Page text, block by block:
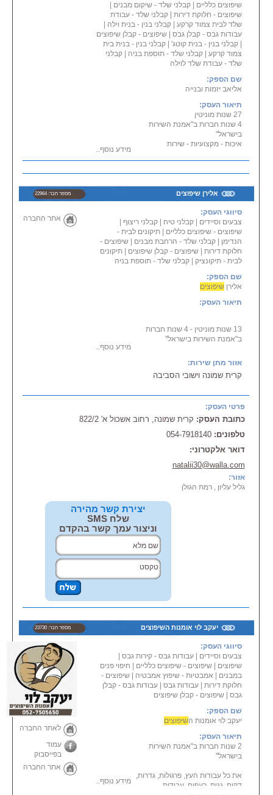
שיפוצים כלליים
קבלני שלד - שיקום מבנים
שיפוצים - חלוקת דירות| קבלני שלד - עבודת
שלד לבית צמוד קרקע| קבלני בנין - בנית וילה
עבודות גבס - קבלן גבס| שיפוצים - קבלן שיפוצים
קבלני בנין - בנית קוטג'| קבלני בנין - בנית בית
צמוד קרקע| קבלני שלד - תוספת בניה
קבלני
שלד - עבודת שלד לוילה
שם הספק:
אליאב יזמות ובנייה
תיאור העסק:
27 שנות מוניטין
4 שנות חברות ב''אמנת השירות
בישראל''
איכות - מקצועיות - שירות
קבלן בנין ושלד לכל גובה.
ביצוע עבודות שיפוצים וגמר מא' ע ת'
ניתן לקבל המלצות עפ''י דרישה.
מידע נוסף...
אלירן שיפוצים מספר חבר: 22964
סיווגי העסק:
צבעים וסיידים
קבלני טיח קבלני ריצוף|
שיפוצים - שיפוצים כלליים
תיקונים לבית -
הנדימן
קבלני שלד - הרחבת מבנים
שיפוצים -
חלוקת דירות| שיפוצים - קבלן שיפוצים
תיקונים
לבית - תיקונציק| קבלני שלד - תוספת בניה
שם הספק:
אלירן שיפוצים
תיאור העסק:
13 שנות מוניטין - 4 שנות חברות
ב''אמנת השירות בישראל''
שנים ב ביצוע עבודות
שיפוציםובניה עד גמר ועד מפתח
• צבע פנים וחוץ
• טיח, שפכטל, ריצוף, קרמיקה
תוספות בניה
• שיפוץ חדרי אמבטיה
צוות איכותי, אמין, מקצועי, מיומן!
מידע נוסף...
אזור מתן שירות:
קרית שמונה וישובי הסביבה
אתר החברה
פרטי העסק:
כתובת העסק: קרית שמונה, רחוב אשכול א' 822/2
טלפונים:054-7918140
דואר אלקטרוני:
natalii30@walla.com
אזור:
גליל עליון , רמת הגולן
יצירת קשר מהירה
שלח SMS
וניצור עמך קשר בהקדם
יעקב לוי אומנות השיפוצים מספר חבר: 23730
סיווגי העסק:
צבעים וסיידים
עבודות גבס - קירות גבס|
שיפוצים
שיפוצים - שיפוצים כלליים
חיפוי פנים
במבנים
אמבטיות - שיפוץ אמבטיה
שיפוצים -
חלוקת דירות| עבודות גבס| עבודות גבס - קבלן
גבס| שיפוצים - קבלן שיפוצים
שם הספק:
יעקב לוי אומנות השיפוצים
תיאור העסק:
2 שנות חברות ב''אמנת השירות
בישראל''
את כל עבודות העץ, פרגולות, גדרות,
דקים, גגות, רעפים, עבודות
מידע נוסף...
לאתר החברה
עמוד
בפייסבוק
אתר החברה